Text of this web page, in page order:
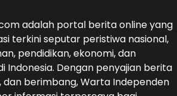
adalah portal berita online yang
terkini seputar peristiwa nasional,
pendidikan, ekonomi, dan
Indonesia. Dengan penyajian berita
berimbang, Warta Independen